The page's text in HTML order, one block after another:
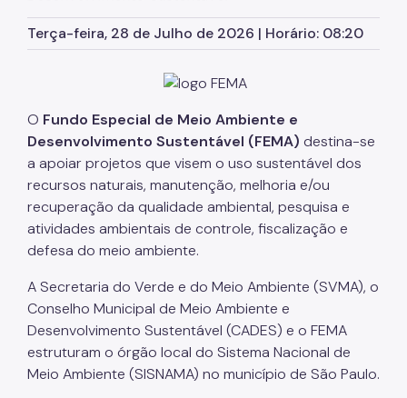
Parques Urbanos
Unidades de Conservação
Trilha Interparques
Viveiros Municipais
Educação Ambiental UMAPAZ
Programação
Planejamento Ambiental
Patrimônio Ambiental
Biosampa
Terça-feira, 28 de Julho de 2026 | Horário: 08:20
O Fundo Especial de Meio Ambiente e
Desenvolvimento Sustentável (FEMA) destina-se
a apoiar projetos que visem o uso sustentável dos
recursos naturais, manutenção, melhoria e/ou
recuperação da qualidade ambiental, pesquisa e
atividades ambientais de controle, fiscalização e
defesa do meio ambiente.
A Secretaria do Verde e do Meio Ambiente (SVMA), o
Conselho Municipal de Meio Ambiente e
Desenvolvimento Sustentável (CADES) e o FEMA
estruturam o órgão local do Sistema Nacional de
Meio Ambiente (SISNAMA) no município de São Paulo.